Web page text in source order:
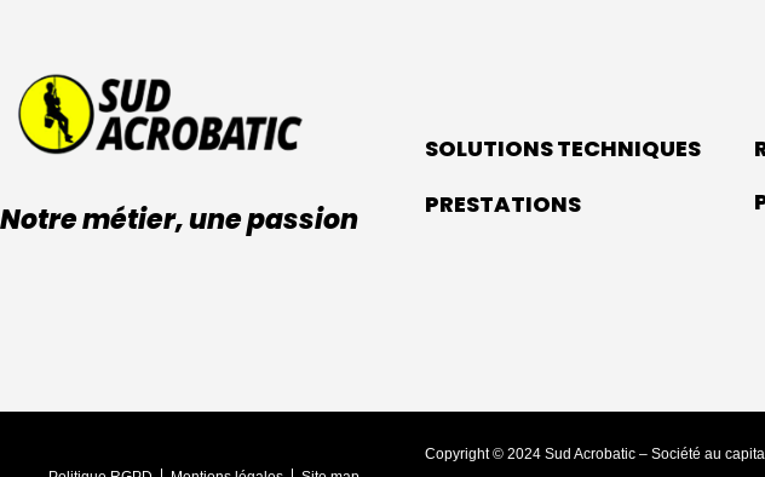
Notre métier, une passion
SOLUTIONS TECHNIQUES
PRESTATIONS
Copyright © 2024 Sud Acrobatic – Société au